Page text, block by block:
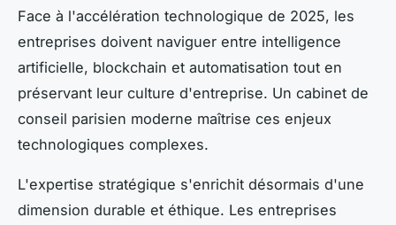
Face à l'accélération technologique de 2025, les
entreprises doivent naviguer entre intelligence
artificielle, blockchain et automatisation tout en
préservant leur culture d'entreprise. Un cabinet de
conseil parisien moderne maîtrise ces enjeux
technologiques complexes.
L'expertise stratégique s'enrichit désormais d'une
dimension durable et éthique. Les entreprises